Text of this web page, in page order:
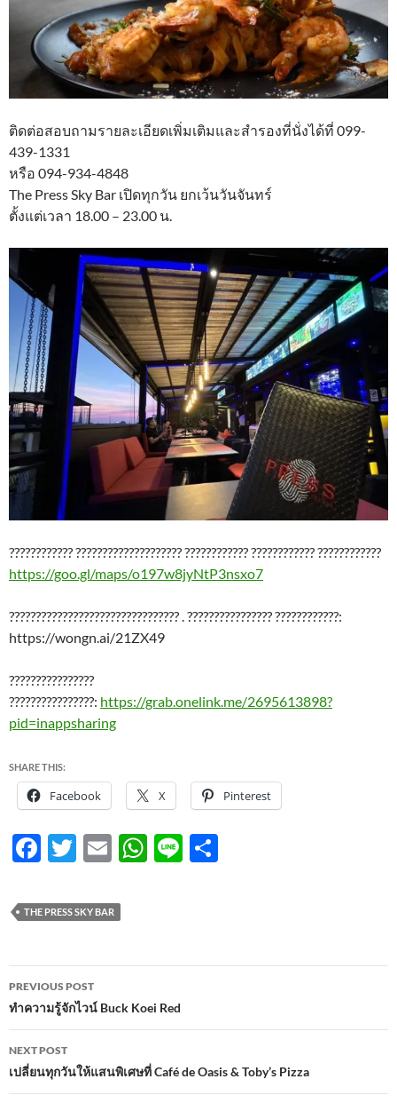
ติดต่อสอบถามรายละเอียดเพิ่มเติมและสำรองที่นั่งได้ที่ 099-
439-1331
หรือ 094-934-4848​
The Press Sky Bar เปิดทุกวัน ยกเว้นวันจันทร์
ตั้งแต่เวลา 18.00 – 23.00 น.
???????????? ???????????????????? ???????????? ???????????? ????????????
https://goo.gl/maps/o197w8jyNtP3nsxo7
???????????????????????????????? . ???????????????? ????????????:
https://wongn.ai/21ZX49
????????????????
????????????????: https://grab.onelink.me/2695613898?
pid=inappsharing
SHARE THIS:
Facebook X Pinterest
F
e
b
o
o
k
T
itt
er
E
ail
W
A
p
Li
THE PRESS SKY BAR
Post
navigation
PREVIOUS POST
ทำความรู้จักไวน์ Buck Koei Red
NEXT POST
เปลี่ยนทุกวันให้แสนพิเศษที่ Café de Oasis & Toby’s Pizza